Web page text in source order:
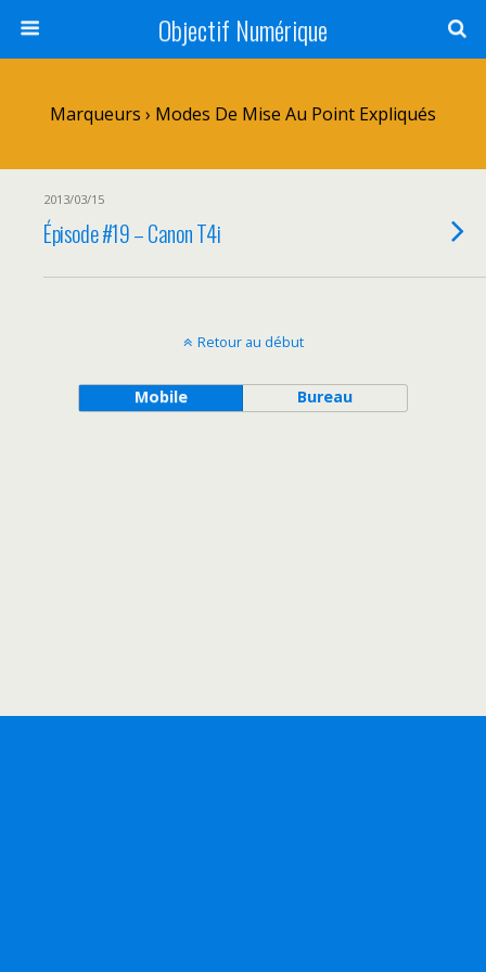
Objectif Numérique
Marqueurs › Modes De Mise Au Point Expliqués
2013/03/15
Épisode #19 – Canon T4i
Retour au début
Mobile Bureau